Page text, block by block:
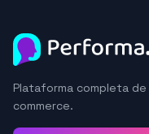
Plataforma completa
commerce.